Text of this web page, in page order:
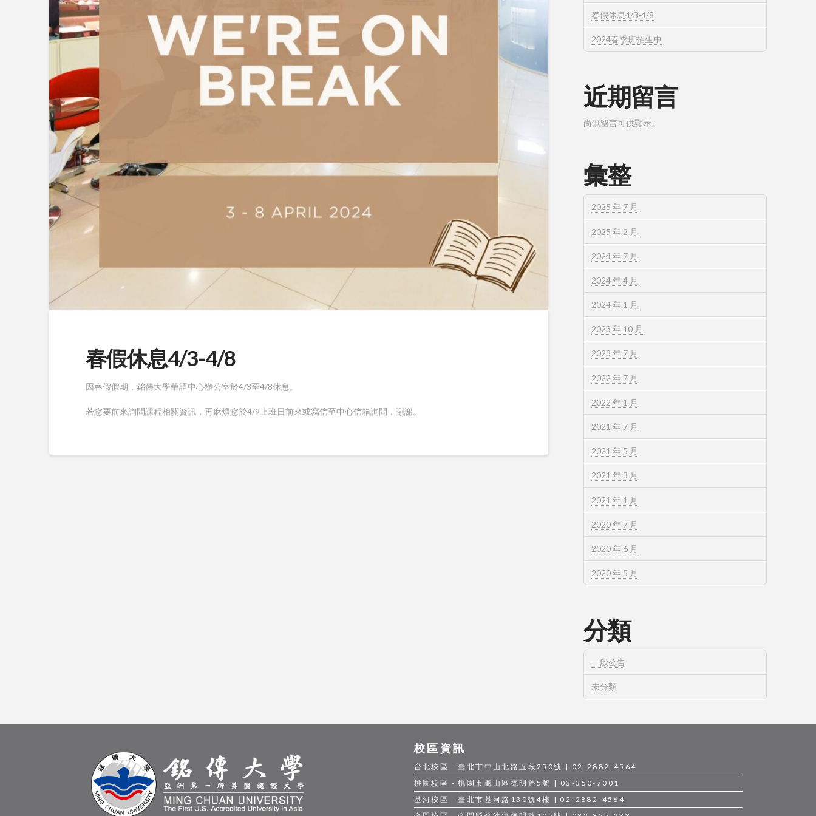
春假休息4/3-4/8
因春假假期，銘傳大學華語中心辦公室於4/3至4/8休息。
若您要前來詢問課程相關資訊，再麻煩您於4/9上班日前來或寫信至中心信箱詢問，謝謝。
春假休息4/3-4/8
2024春季班招生中
近期留言
尚無留言可供顯示。
彙整
2025 年 7 月
2025 年 2 月
2024 年 7 月
2024 年 4 月
2024 年 1 月
2023 年 10 月
2023 年 7 月
2022 年 7 月
2022 年 1 月
2021 年 7 月
2021 年 5 月
2021 年 3 月
2021 年 1 月
2020 年 7 月
2020 年 6 月
2020 年 5 月
分類
一般公告
未分類
校區資訊
台北校區 - 臺北市中山北路五段250號 | 02-2882-4564
桃園校區 - 桃園市龜山區德明路5號 | 03-350-7001
基河校區 - 臺北市基河路130號4樓 | 02-2882-4564